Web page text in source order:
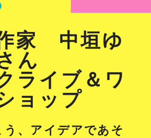
家 中垣ゆ
ん
ライブ＆ワ
ョップ
う、アイデアであそ